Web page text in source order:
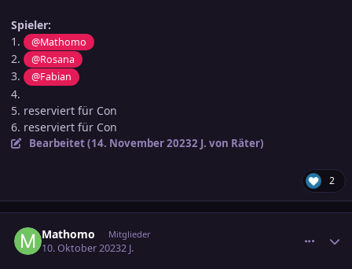
Spieler:
1.
@Mathomo
2. @Rosana
3. @Fabian
4.
5. reserviert für Con
6. reserviert für Con
Bearbeitet (14. November 20232 J. von Räter)
2
Mathomo Mitglieder
10. Oktober 20232 J.